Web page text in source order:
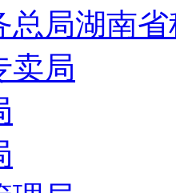
总局湖南
卖局